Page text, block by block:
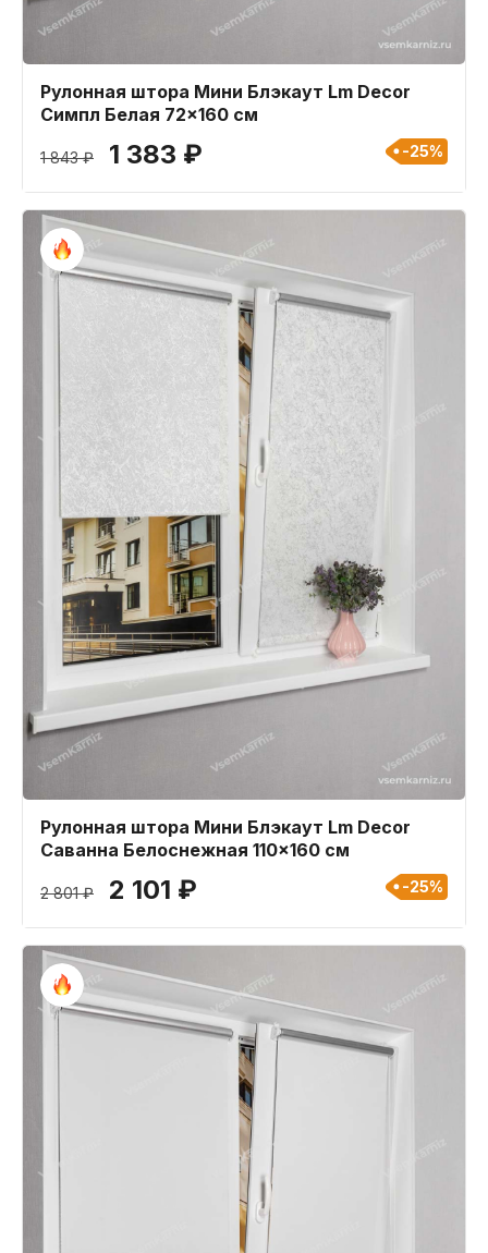
Рулонная штора Мини Блэкаут Lm Decor
Симпл Белая 72x160 см
1 843 ₽ 1 383 ₽ -25%
Рулонная штора Мини Блэкаут Lm Decor
Саванна Белоснежная 110x160 см
2 801 ₽ 2 101 ₽ -25%